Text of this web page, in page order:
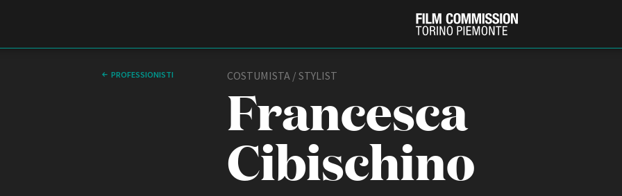
PROFESSIONISTI COSTUMISTA / STYLIST
Francesca
Cibischino